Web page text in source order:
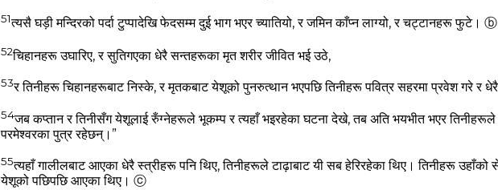
51त्‍यसै घड़ी मन्‍दिरको पर्दा टुप्‍पादेखि फेदसम्‍म दुई भाग भएर च्‍यातियो, र जमिन काँप्‍न लाग्‍यो, र चट्टानहरू फुटे। ⓑ
52चिहानहरू उघारिए, र सुतिगएका धेरै सन्‍तहरूका मृत शरीर जीवित भई उठे,
53र तिनीहरू चिहानहरूबाट निस्‍के, र मृतकबाट येशूको पुनरुत्‍थान भएपछि तिनीहरू पवित्र सहरमा प्रवेश गरे र
54जब कप्‍तान र तिनीसँग येशूलाई रुँग्‍नेहरूले भूकम्‍प र त्‍यहाँ भइरहेका घटना देखे, तब अति भयभीत भएर तिनीहरूले
परमेश्‍वरका पुत्र रहेछन्‌।”
55त्‍यहाँ गालीलबाट आएका धेरै स्‍त्रीहरू पनि थिए, तिनीहरूले टाढ़ाबाट यी सब हेरिरहेका थिए। तिनीहरू उहाँको
येशूको पछिपछि आएका थिए। ⓒ